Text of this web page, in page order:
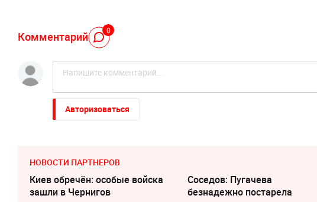
Комментарий 0
Авторизоваться
НОВОСТИ ПАРТНЕРОВ
Киев обречён: особые войска
зашли в Чернигов
Соседов: Пугачева
безнадежно постарела